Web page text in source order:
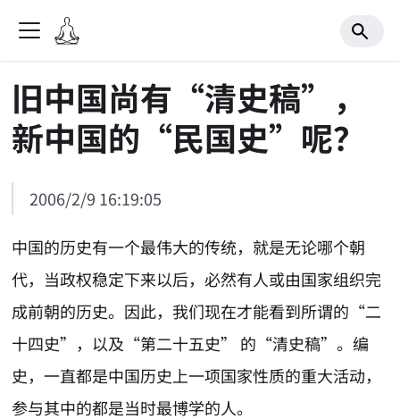
旧中国尚有“清史稿”，
新中国的“民国史”呢？
2006/2/9 16:19:05
中国的历史有一个最伟大的传统，就是无论哪个朝
代，当政权稳定下来以后，必然有人或由国家组织完
成前朝的历史。因此，我们现在才能看到所谓的“二
十四史”，以及“第二十五史” 的“清史稿”。编
史，一直都是中国历史上一项国家性质的重大活动，
参与其中的都是当时最博学的人。